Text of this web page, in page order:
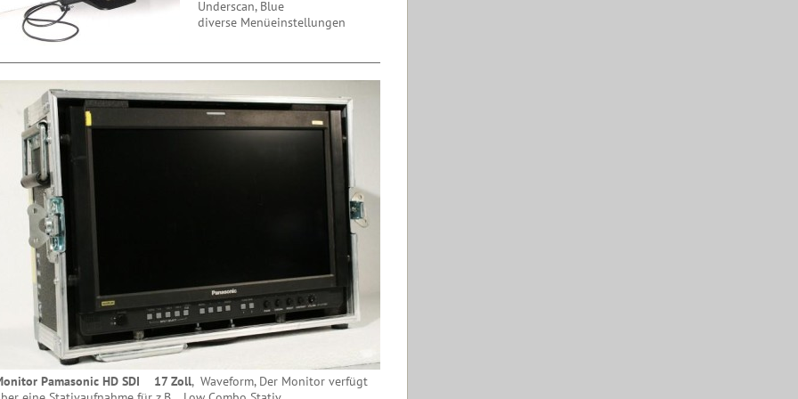
Underscan, Blue
diverse Menüeinstellungen
Pamasonic HD SDI 17 Zoll, Waveform, Der Monitor verfügt